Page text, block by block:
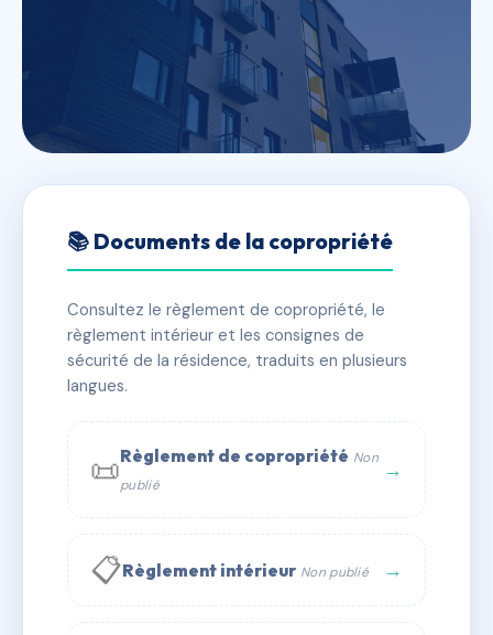
19/21 RUE VALETTE
✓ Immatriculée 🏠 71 lots 🏗 4 bâtiment(s)
📞 Contacter Syndic Digital
📚 Documents de la copropriété
Consultez le règlement de copropriété, le
règlement intérieur et les consignes de
sécurité de la résidence, traduits en plusieurs
langues.
📜Règlement de copropriété Non
publié
→
📋Règlement intérieur Non publié →